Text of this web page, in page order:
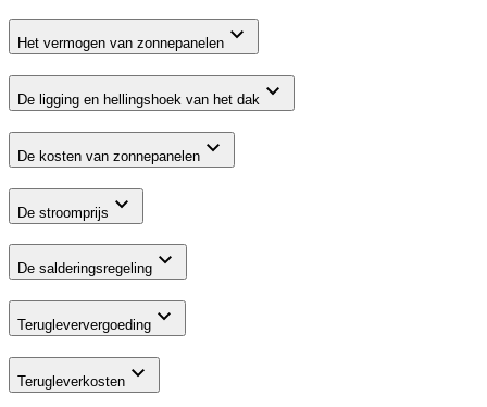
Het vermogen van zonnepanelen
De ligging en hellingshoek van het dak
De kosten van zonnepanelen
De stroomprijs
De salderingsregeling
Terugleververgoeding
Terugleverkosten